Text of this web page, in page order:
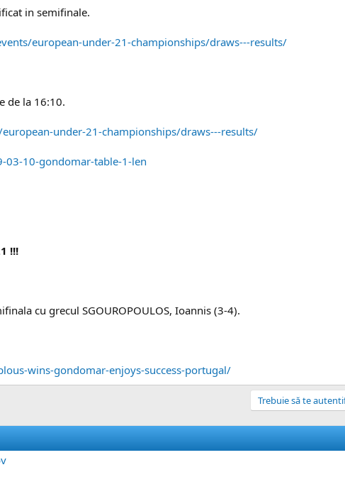
in semifinale.
european-under-21-championships/draws---results/
de la 16:10.
under-21-championships/draws---results/
10-gondomar-table-1-len
!!!
cu grecul SGOUROPOULOS, Ioannis (3-4).
wins-gondomar-enjoys-success-portugal/
Trebuie să te